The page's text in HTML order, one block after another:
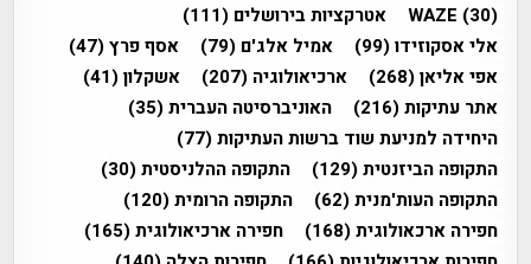
WAZE (30) אטרקציות בירושלים (111)
אלי אסקוזידו(99) אמיל אלג'ם (79) אסף פרץ(47)
אפי אליאן(268) ארכיאולוגיה (207) אשקלון(41)
אתר עתיקות(216) האוניברסיטה העברית(35)
היחידה למניעת שוד ברשות העתיקות(77)
התקופה הביזנטית(129) התקופה ההלניסטית(30)
התקופה העות'מנית(62) התקופה הרומית(120)
חפירה ארכאולוגית(168) חפירה ארכיאולוגית(165)